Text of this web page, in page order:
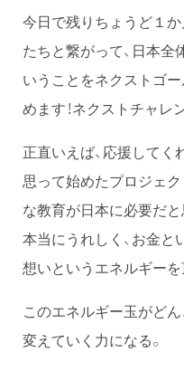
今日で残りちょうど１
たちと繋がって、日本
いうことをネクストゴ
めます！ネクストチャレ
正直いえば、応援して
思って始めたプロジェク
な教育が日本に必要だ
本当にうれしく、お金と
想いというエネルギー
このエネルギー玉がど
変えていく力になる。